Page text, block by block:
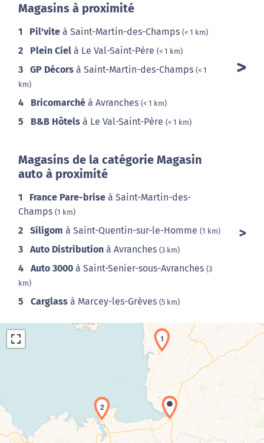
Magasins à proximité
1 Pil'vite à Saint-Martin-des-Champs (< 1 km)
2 Plein Ciel à Le Val-Saint-Père (< 1 km)
3 GP Décors à Saint-Martin-des-Champs (< 1
km)
4 Bricomarché à Avranches (< 1 km)
5 B&B Hôtels à Le Val-Saint-Père (< 1 km)
Magasins de la catégorie Magasin
auto à proximité
1 France Pare-brise à Saint-Martin-des-
Champs (1 km)
2 Siligom à Saint-Quentin-sur-le-Homme (1 km)
3 Auto Distribution à Avranches (3 km)
4 Auto 3000 à Saint-Senier-sous-Avranches (3
km)
5 Carglass à Marcey-les-Grèves (5 km)
Chargement de la carte en cours...
1
2